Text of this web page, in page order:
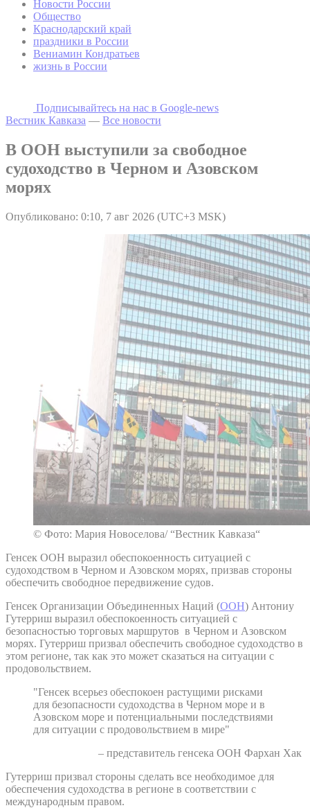
Новости России
Общество
Краснодарский край
праздники в России
Вениамин Кондратьев
жизнь в России
Подписывайтесь на наc в Google-news
Вестник Кавказа — Все новости
В ООН выступили за свободное
судоходство в Черном и Азовском
морях
Опубликовано: 0:10, 7 авг 2026 (UTC+3 MSK)
© Фото: Мария Новоселова/ “Вестник Кавказа“
Генсек ООН выразил обеспокоенность ситуацией с
судоходством в Черном и Азовском морях, призвав стороны
обеспечить свободное передвижение судов.
Генсек Организации Объединенных Наций (ООН) Антониу
Гутерриш выразил обеспокоенность ситуацией с
безопасностью торговых маршрутов в Черном и Азовском
морях. Гутерриш призвал обеспечить свободное судоходство в
этом регионе, так как это может сказаться на ситуации с
продовольствием.
"Генсек всерьез обеспокоен растущими рисками
для безопасности судоходства в Черном море и в
Азовском море и потенциальными последствиями
для ситуации с продовольствием в мире"
– представитель генсека ООН Фархан Хак
Гутерриш призвал стороны сделать все необходимое для
обеспечения судоходства в регионе в соответствии с
международным правом.